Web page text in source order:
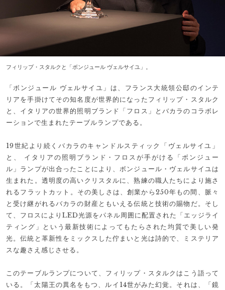
フィリップ・スタルクと「ボンジュール ヴェルサイユ」。
「ボンジュール ヴェルサイユ」は、フランス大統領公邸のインテ
リアを手掛けてその知名度が世界的になったフィリップ・スタルク
と、イタリアの世界的照明ブランド「フロス」とバカラのコラボレ
ーションで生まれたテーブルランプである。
19世紀より続くバカラのキャンドルスティック「ヴェルサイユ」
と、 イタリアの照明ブランド・フロスが手がける「ボンジュー
ル」ランプが出合ったことにより、ボンジュール・ヴェルサイユは
生まれた。透明度の高いクリスタルに、熟練の職人たちにより施さ
れるフラットカット。その美しさは、創業から250年もの間、脈々
と受け継がれるバカラの財産ともいえる伝統と技術の賜物だ。そし
て、フロスによりLED光源をパネル周囲に配置された「エッジライ
ティング」という最新技術によってもたらされた均質で美しい発
光。伝統と革新性をミックスした佇まいと光は詩的で、ミステリア
スな趣さえ感じさせる。
このテーブルランプについて、フィリップ・スタルクはこう語って
いる。「太陽王の異名をもつ、ルイ14世がみた幻覚。それは、「鏡